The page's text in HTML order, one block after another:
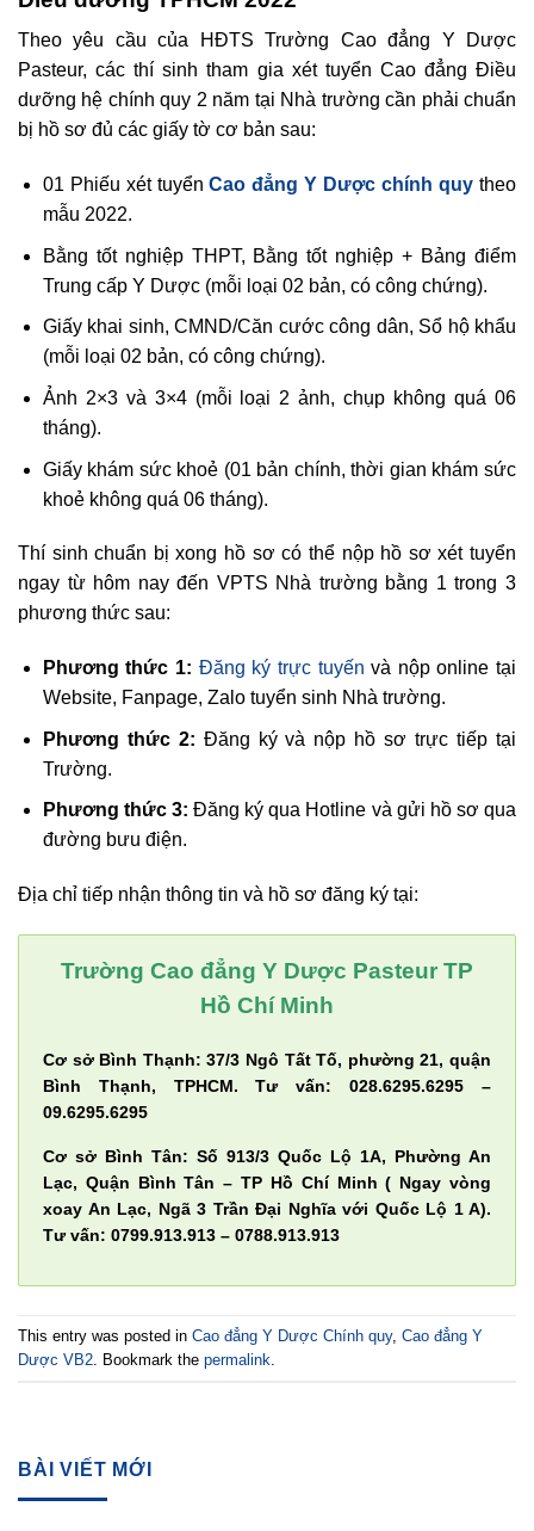
BÀI VIẾT MỚI
Theo yêu cầu của HĐTS Trường Cao đẳng Y Dược
Pasteur, các thí sinh tham gia xét tuyển Cao đẳng Điều
dưỡng hệ chính quy 2 năm tại Nhà trường cần phải chuẩn
bị hồ sơ đủ các giấy tờ cơ bản sau:
01 Phiếu xét tuyểnCao đẳng Y Dược chính quy theo
mẫu 2022.
Bằng tốt nghiệp THPT, Bằng tốt nghiệp + Bảng điểm
Trung cấp Y Dược (mỗi loại 02 bản, có công chứng).
Giấy khai sinh, CMND/Căn cước công dân, Sổ hộ khẩu
(mỗi loại 02 bản, có công chứng).
Ảnh 2×3 và 3×4 (mỗi loại 2 ảnh, chụp không quá 06
tháng).
Giấy khám sức khoẻ (01 bản chính, thời gian khám sức
khoẻ không quá 06 tháng).
Thí sinh chuẩn bị xong hồ sơ có thể nộp hồ sơ xét tuyển
ngay từ hôm nay đến VPTS Nhà trường bằng 1 trong 3
phương thức sau:
Phương thức 1: Đăng ký trực tuyến và nộp online tại
Website, Fanpage, Zalo tuyển sinh Nhà trường.
Phương thức 2: Đăng ký và nộp hồ sơ trực tiếp tại
Trường.
Phương thức 3: Đăng ký qua Hotline và gửi hồ sơ qua
đường bưu điện.
Địa chỉ tiếp nhận thông tin và hồ sơ đăng ký tại:
Trường Cao đẳng Y Dược Pasteur TP
Hồ Chí Minh
Cơ sở Bình Thạnh: 37/3 Ngô Tất Tố, phường 21, quận
Bình Thạnh, TPHCM. Tư vấn: 028.6295.6295 –
09.6295.6295
Cơ sở Bình Tân: Số 913/3 Quốc Lộ 1A, Phường An
Lạc, Quận Bình Tân – TP Hồ Chí Minh ( Ngay vòng
xoay An Lạc, Ngã 3 Trần Đại Nghĩa với Quốc Lộ 1 A).
Tư vấn: 0799.913.913 – 0788.913.913
This entry was posted in Cao đẳng Y Dược Chính quy, Cao đẳng Y
Dược VB2 . Bookmark the permalink